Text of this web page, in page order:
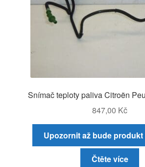
Snímač teploty paliva Citroën
847,00 Kč
Upozornit až bude
Čtěte více